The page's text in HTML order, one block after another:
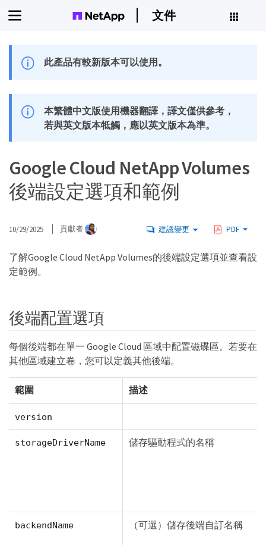
文件
此產品有較新版本可以使用。
本繁體中文版使用機器翻譯，譯文僅供參考，
若與英文版本牴觸，應以英文版本為準。
Google Cloud NetApp Volumes
後端設定選項和範例
10/29/2025 貢獻者 建議變更 PDF
了解Google Cloud NetApp Volumes的後端設定選項並查看設
定範例。
後端配置選項
每個後端都在單一 Google Cloud 區域中配置磁碟區。若要在
其他區域建立卷，您可以定義其他後端。
範圍 描述
version
storageDriverName 儲存驅動程式的名稱
backendName （可選）儲存後端自訂名稱